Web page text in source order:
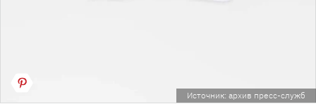
Источник: архив пресс-служб